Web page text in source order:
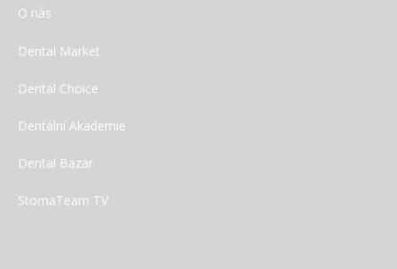
O nás
Dental Market
Dental Choice
Dentální Akademie
Dental Bazar
StomaTeam TV